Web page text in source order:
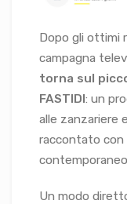
Dopo gli ottimi
campagna
torna sul
FASTIDI: un
alle zanzariere
raccontato con
Un modo